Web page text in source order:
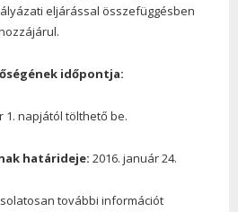
eljárással összefüggésben
időpontja:
1. napjától tölthető be.
határideje: 2016. január 24.
további információt